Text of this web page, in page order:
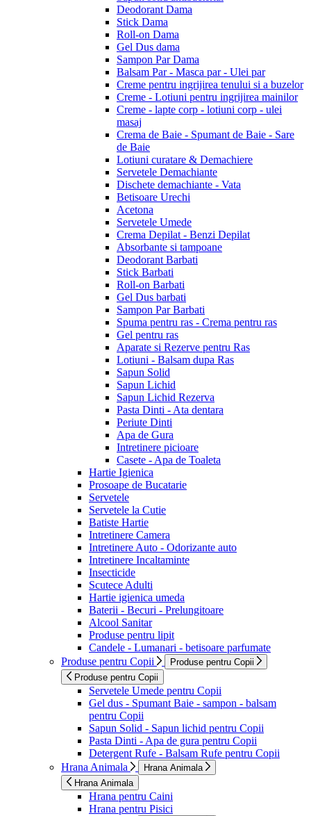
Deodorant Dama
Stick Dama
Roll-on Dama
Gel Dus dama
Sampon Par Dama
Balsam Par - Masca par - Ulei par
Creme pentru ingrijirea tenului si a buzelor
Creme - Lotiuni pentru ingrijirea mainilor
Creme - lapte corp - lotiuni corp - ulei
masaj
Crema de Baie - Spumant de Baie - Sare
de Baie
Lotiuni curatare & Demachiere
Servetele Demachiante
Dischete demachiante - Vata
Betisoare Urechi
Acetona
Servetele Umede
Crema Depilat - Benzi Depilat
Absorbante si tampoane
Deodorant Barbati
Stick Barbati
Roll-on Barbati
Gel Dus barbati
Sampon Par Barbati
Spuma pentru ras - Crema pentru ras
Gel pentru ras
Aparate si Rezerve pentru Ras
Lotiuni - Balsam dupa Ras
Sapun Solid
Sapun Lichid
Sapun Lichid Rezerva
Pasta Dinti - Ata dentara
Periute Dinti
Apa de Gura
Intretinere picioare
Casete - Apa de Toaleta
Hartie Igienica
Prosoape de Bucatarie
Servetele
Servetele la Cutie
Batiste Hartie
Intretinere Camera
Intretinere Auto - Odorizante auto
Intretinere Incaltaminte
Insecticide
Scutece Adulti
Hartie igienica umeda
Baterii - Becuri - Prelungitoare
Alcool Sanitar
Produse pentru lipit
Candele - Lumanari - betisoare parfumate
Produse pentru Copii
Produse pentru Copii
Produse pentru Copii
Servetele Umede pentru Copii
Gel dus - Spumant Baie - sampon - balsam
pentru Copii
Sapun Solid - Sapun lichid pentru Copii
Pasta Dinti - Apa de gura pentru Copii
Detergent Rufe - Balsam Rufe pentru Copii
Hrana Animala
Hrana Animala
Hrana Animala
Hrana pentru Caini
Hrana pentru Pisici